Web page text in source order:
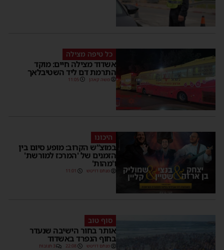
כל טיפה מצילה
אשדוד מצילה חיים: מוקד
התרמת דם ליד השטיבלאך
משה קאהן 11:05
היכונו
במוצ”ש הקרוב: מופע סיום בין
הזמנים של 'המרכז למורשת'
ו'מהות'
מנחם דויטש 11:01
סוף טוב
אותר בחור הישיבה שנעדר
בחוף הנפרד באשדוד
מנחם דויטש 22:08 3 תגובות